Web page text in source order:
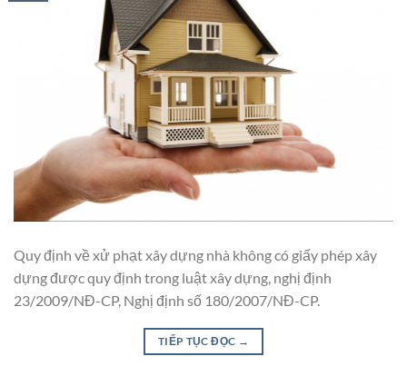
Quy định về xử phạt xây dựng nhà không có giấy phép xây
dựng được quy định trong luật xây dựng, nghị định
23/2009/NĐ-CP, Nghị định số 180/2007/NĐ-CP.
TIẾP TỤC ĐỌC →